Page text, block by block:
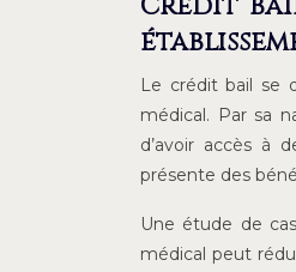
Le crédit bail se
médical. Par sa
d’avoir accès à
présente des
Une étude de
médical peut